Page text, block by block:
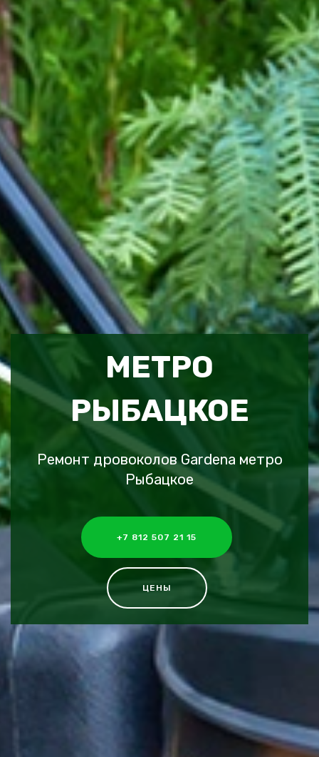
МЕТРО
РЫБАЦКОЕ
Ремонт дровоколов Gardena метро
Рыбацкое
+7 812 507 21 15
ЦЕНЫ